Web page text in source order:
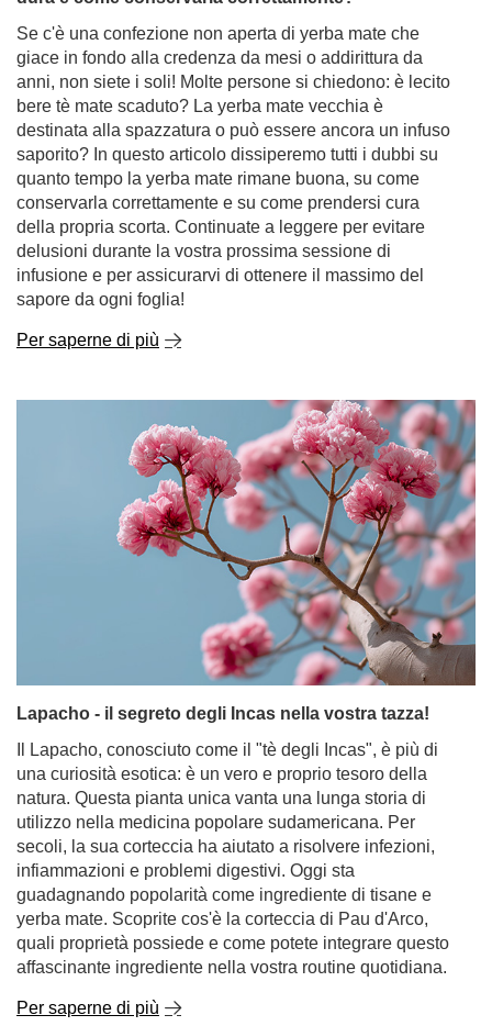
Per saperne di più
Yerba mate scaduta: si può ancora bere? Quanto
dura e come conservarla correttamente?
Se c'è una confezione non aperta di yerba mate che
giace in fondo alla credenza da mesi o addirittura da
anni, non siete i soli! Molte persone si chiedono: è lecito
bere tè mate scaduto? La yerba mate vecchia è
destinata alla spazzatura o può essere ancora un infuso
saporito? In questo articolo dissiperemo tutti i dubbi su
quanto tempo la yerba mate rimane buona, su come
conservarla correttamente e su come prendersi cura
della propria scorta. Continuate a leggere per evitare
delusioni durante la vostra prossima sessione di
infusione e per assicurarvi di ottenere il massimo del
sapore da ogni foglia!
Per saperne di più